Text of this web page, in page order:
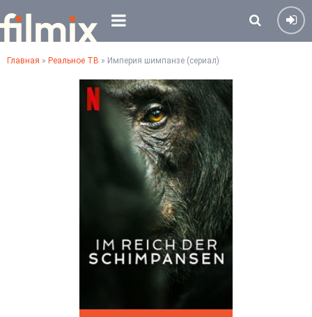
Главная » Реальное ТВ » Империя шимпанзе (сериал)